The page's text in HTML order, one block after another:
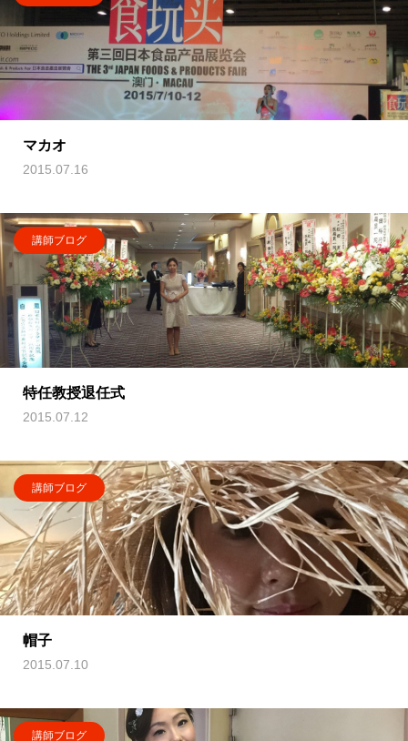
マカオ
2015.07.16
講師ブログ
特任教授退任式
2015.07.12
講師ブログ
帽子
2015.07.10
講師ブログ